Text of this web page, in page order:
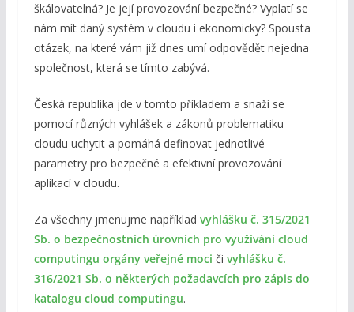
škálovatelná? Je její provozování bezpečné? Vyplatí se
nám mít daný systém v cloudu i ekonomicky? Spousta
otázek, na které vám již dnes umí odpovědět nejedna
společnost, která se tímto zabývá.
Česká republika jde v tomto příkladem a snaží se
pomocí různých vyhlášek a zákonů problematiku
cloudu uchytit a pomáhá definovat jednotlivé
parametry pro bezpečné a efektivní provozování
aplikací v cloudu.
Za všechny jmenujme například vyhlášku č. 315/2021
Sb. o bezpečnostních úrovních pro využívání cloud
computingu orgány veřejné moci či vyhlášku č.
316/2021 Sb. o některých požadavcích pro zápis do
katalogu cloud computingu.